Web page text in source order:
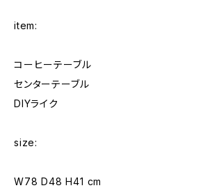
item:
コーヒーテーブル
センターテーブル
DIYライク
size:
W78 D48 H41 cm